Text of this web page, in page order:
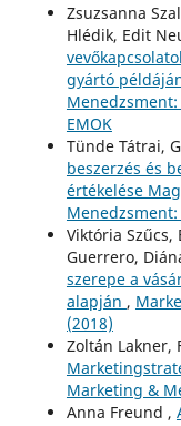
Zsuzsanna
Hlédik, Edit
gyártó
Menedzsment:
EMOK
Tünde Tátrai,
beszerzés és
értékelése
Menedzsment:
Viktória Szűcs,
Guerrero,
szerepe a
alapján ,
(2018)
Zoltán Lakner,
Marketing &
Anna Freund ,